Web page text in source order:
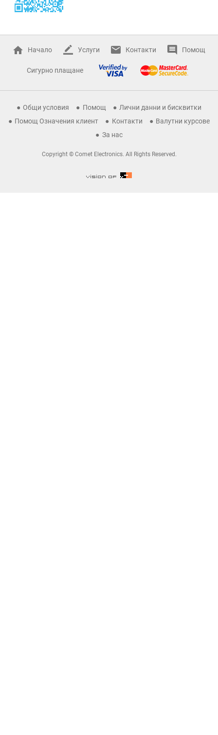
Начало Услуги Контакти Помощ
Сигурно плащане
Общи условия Помощ
Лични данни и бисквитки
Помощ Означения клиент
Контакти
Валутни курсове
За нас
Copyright © Comet Electronics. All Rights Reserved.